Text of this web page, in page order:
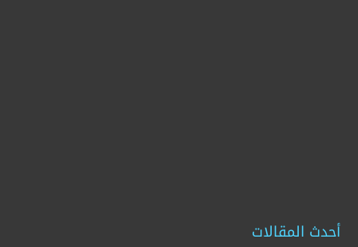
أحدث المقالات